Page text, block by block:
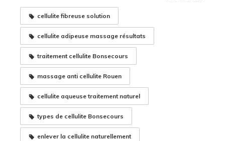
cellulite fibreuse solution
cellulite adipeuse massage résultats
traitement cellulite Bonsecours
massage anti cellulite Rouen
cellulite aqueuse traitement naturel
types de cellulite Bonsecours
enlever la cellulite naturellement